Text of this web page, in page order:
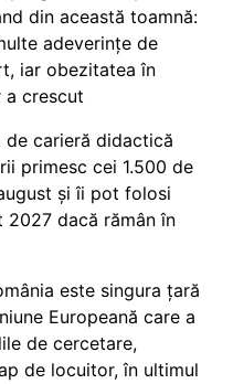
din această toamnă:
adeverințe de
iar obezitatea în
a crescut
de carieră didactică
primesc cei 1.500 de
și îi pot folosi
2027 dacă rămân în
este singura țară
Europeană care a
de cercetare,
de locuitor, în ultimul